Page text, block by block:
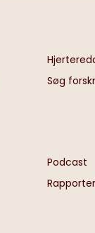
Søg
Podcast
Rapporter